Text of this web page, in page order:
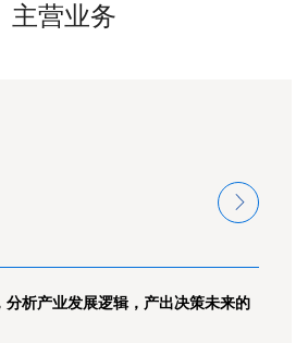
主营业务
分析产业发展逻辑，产出决策未来的